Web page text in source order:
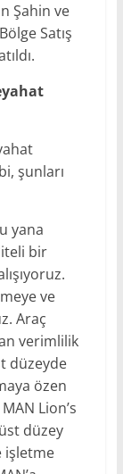
Şahin ve
Satış
şunları
yana
bir
ve
Araç
verimlilik
düzeyde
özen
Lion’s
düzey
işletme